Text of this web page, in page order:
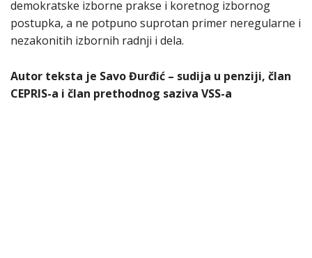
demokratske izborne prakse i koretnog izbornog
postupka, a ne potpuno suprotan primer neregularne i
nezakonitih izbornih radnji i dela.
Autor teksta je Savo Đurđić – sudija u penziji, član
CEPRIS-a i član prethodnog saziva VSS-a